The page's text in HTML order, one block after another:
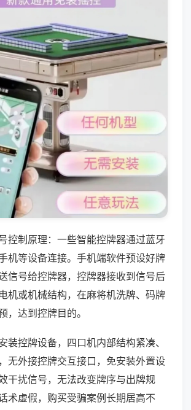
控制原理：一些智能控牌器通过蓝牙
机等设备连接。手机端软件预设好牌
信号给控牌器，控牌器接收到信号后
机或机械结构，在麻将机洗牌、码牌
，达到控牌目的。
装控牌设备，四口机内部结构紧凑、
无外接控牌交互接口，免安装外置设
干扰信号，无法改变牌序与出牌规
术虚假，购买受骗案例长期居高不